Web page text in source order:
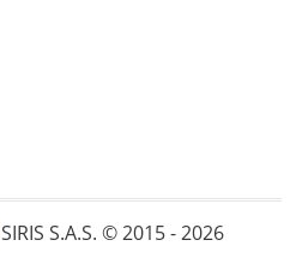
SIRIS S.A.S. © 2015 - 2026